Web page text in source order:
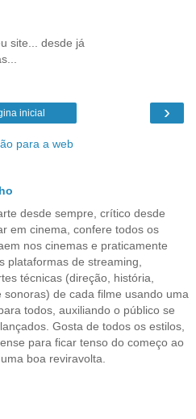
site... desde já
›
inicial
para a web
desde sempre, crítico desde
em cinema, confere todos os
nos cinemas e praticamente
plataformas de streaming,
técnicas (direção, história,
de cada filme usando uma
todos, auxiliando o público se
Gosta de todos os estilos,
para ficar tenso do começo ao
boa reviravolta.